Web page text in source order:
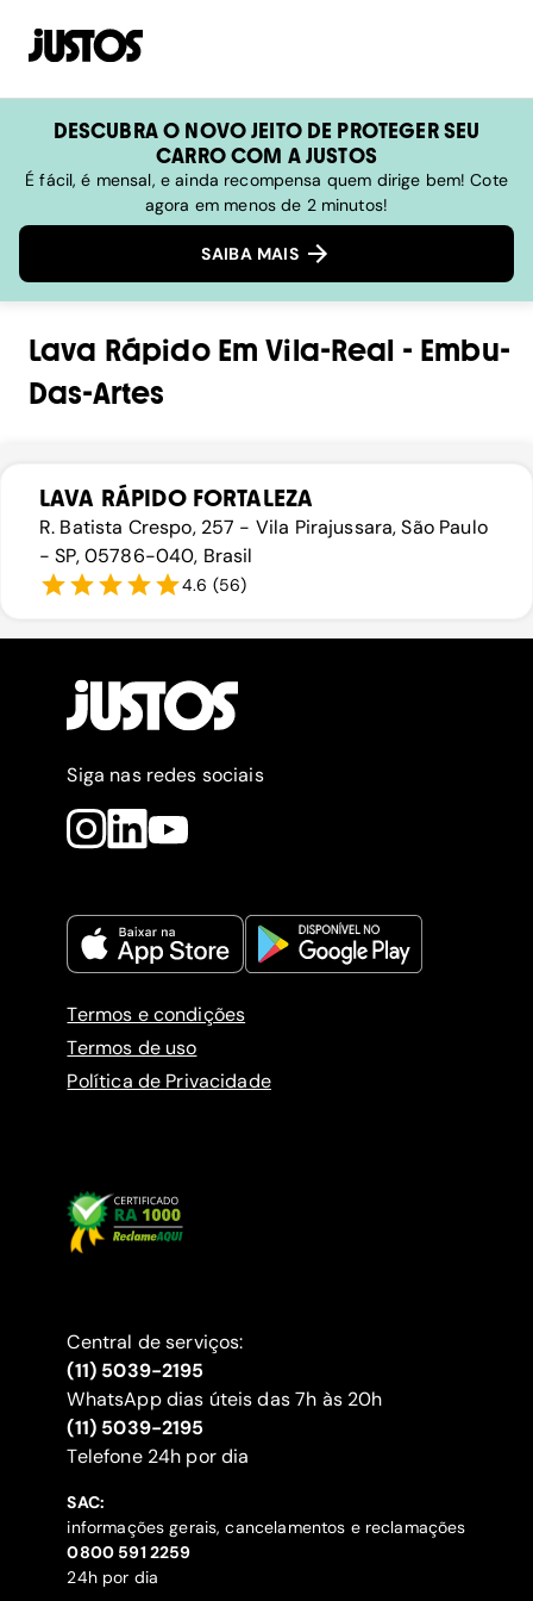
DESCUBRA O NOVO JEITO DE PROTEGER SEU
CARRO COM A JUSTOS
É fácil, é mensal, e ainda recompensa quem dirige bem! Cote
agora em menos de 2 minutos!
SAIBA MAIS
Lava RápidoEmVila-Real - Embu-
Das-Artes
LAVA RÁPIDO FORTALEZA
R. Batista Crespo, 257 - Vila Pirajussara, São Paulo
- SP, 05786-040, Brasil
4.6 (56)
Siga nas redes sociais
Termos e condições
Termos de uso
Política de Privacidade
Central de serviços:
(11) 5039-2195
WhatsApp dias úteis das 7h às 20h
(11) 5039-2195
‍Telefone 24h por dia
SAC:
informações gerais, cancelamentos e reclamações
‍0800 591 2259
24h por dia